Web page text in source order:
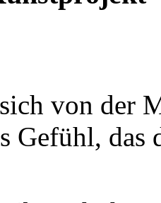
von der
Gefühl, das